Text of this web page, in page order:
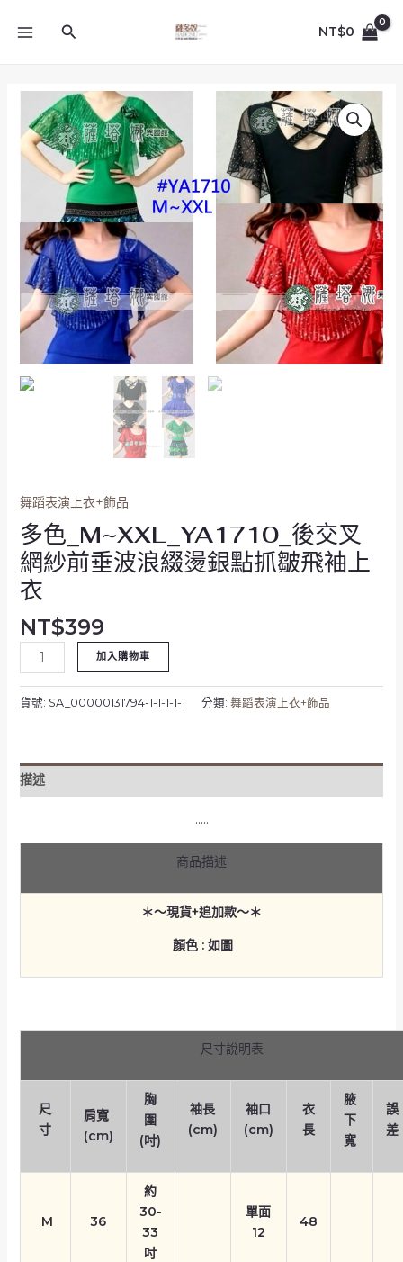
搜
NT$0
舞蹈表演上衣+飾品
多色_M~XXL_YA1710_後交叉
網紗前垂波浪綴燙銀點抓皺飛袖上
衣
NT$399
色
_M~XXL_YA1710_
後
網
紗
前
垂
波
浪
燙
銀
袖
上
衣
數
量
加入購物車
貨號: SA_00000131794-1-1-1-1-1 分類: 舞蹈表演上衣+飾品
描述
…..
商品描述
＊～現貨+追加款～＊
顏色 : 如圖
尺寸說明表
尺
寸
肩寬
(cm)
胸
圍
(吋)
袖長
(cm)
袖口
(cm)
衣
長
腋
下
寬
誤
差
M 36
約
30-
33
吋
單面
12
48